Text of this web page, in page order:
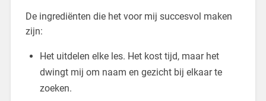
De ingrediënten die het voor mij succesvol maken
zijn:
Het uitdelen elke les. Het kost tijd, maar het
dwingt mij om naam en gezicht bij elkaar te
zoeken.